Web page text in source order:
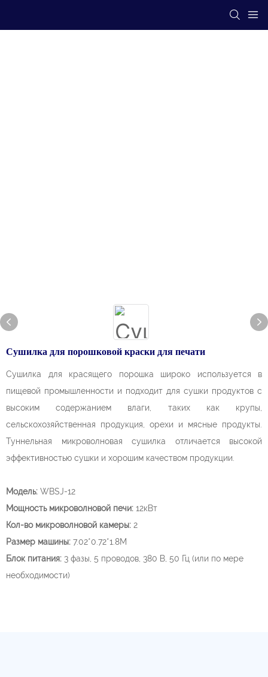
Сушилка для порошковой краски для печати
Сушилка для красящего порошка широко используется в
пищевой промышленности и подходит для сушки продуктов с
высоким содержанием влаги, таких как крупы,
сельскохозяйственная продукция, орехи и мясные продукты.
Туннельная микроволновая сушилка отличается высокой
эффективностью сушки и хорошим качеством продукции.
Модель: WBSJ-12
Мощность микроволновой печи: 12кВт
Кол-во микроволновой камеры: 2
Размер машины: 7.02*0.72*1.8М
Блок питания: 3 фазы, 5 проводов, 380 В, 50 Гц (или по мере
необходимости)